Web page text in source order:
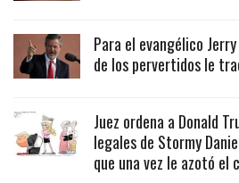
Para el evangélico
de los pervertidos le
Juez ordena a Donald
legales de Stormy
que una vez le azotó el